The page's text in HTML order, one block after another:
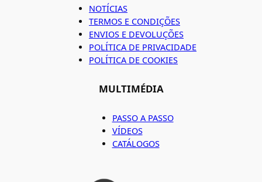
NOTÍCIAS
TERMOS E CONDIÇÕES
ENVIOS E DEVOLUÇÕES
POLÍTICA DE PRIVACIDADE
POLÍTICA DE COOKIES
MULTIMÉDIA
PASSO A PASSO
VÍDEOS
CATÁLOGOS